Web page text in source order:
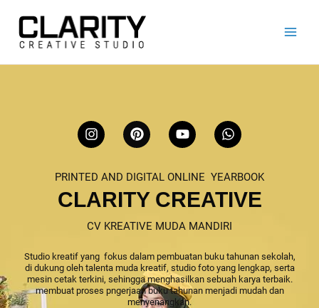
konten
I
n
a
g
r
a
m
P
i
e
r
e
s
t
Y
o
u
b
e
W
h
s
a
p
p
PRINTED AND DIGITAL ONLINE YEARBOOK
CLARITY CREATIVE
CV KREATIVE MUDA MANDIRI
Studio kreatif yang fokus dalam pembuatan buku tahunan sekolah,
di dukung oleh talenta muda kreatif, studio foto yang lengkap, serta
mesin cetak terkini, sehingga menghasilkan sebuah karya terbaik.
membuat proses pngerjaan buku tahunan menjadi mudah dan
menyenangkan.